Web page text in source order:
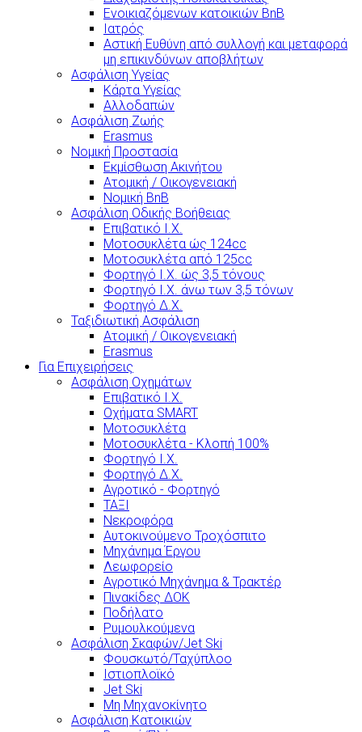
Ενοικιαζόμενων κατοικιών BnB
Ιατρός
Αστική Ευθύνη από συλλογή και μεταφορά
μη επικινδύνων αποβλήτων
Ασφάλιση Υγείας
Κάρτα Υγείας
Αλλοδαπών
Ασφάλιση Ζωής
Erasmus
Νομική Προστασία
Εκμίσθωση Ακινήτου
Ατομική / Οικογενειακή
Νομική BnB
Ασφάλιση Οδικής Βοήθειας
Επιβατικό Ι.Χ.
Μοτοσυκλέτα ώς 124cc
Μοτοσυκλέτα από 125cc
Φορτηγό Ι.Χ. ώς 3,5 τόνους
Φορτηγό Ι.Χ. άνω των 3,5 τόνων
Φορτηγό Δ.Χ.
Ταξιδιωτική Ασφάλιση
Ατομική / Οικογενειακή
Erasmus
Για Επιχειρήσεις
Ασφάλιση Οχημάτων
Επιβατικό Ι.Χ.
Οχήματα SMART
Μοτοσυκλέτα
Μοτοσυκλέτα - Κλοπή 100%
Φορτηγό Ι.Χ.
Φορτηγό Δ.Χ.
Αγροτικό - Φορτηγό
ΤΑΞΙ
Νεκροφόρα
Αυτοκινούμενο Τροχόσπιτο
Μηχάνημα Έργου
Λεωφορείο
Αγροτικό Μηχάνημα & Τρακτέρ
Πινακίδες ΔΟΚ
Ποδήλατο
Ρυμουλκούμενα
Ασφάλιση Σκαφών/Jet Ski
Φουσκωτό/Ταχύπλοο
Ιστιοπλοϊκό
Jet Ski
Μη Μηχανοκίνητο
Ασφάλιση Κατοικιών